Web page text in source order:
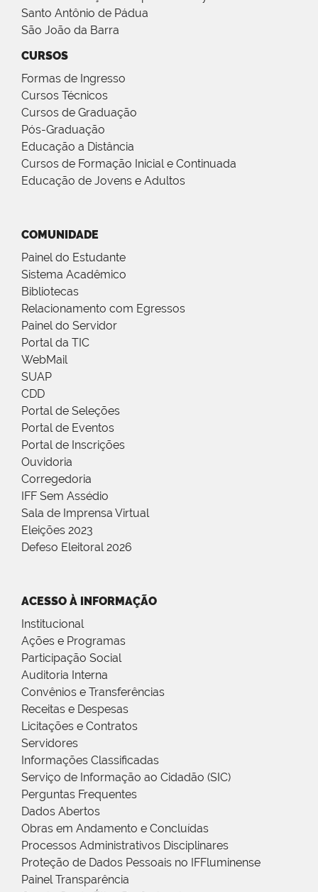
Santo Antônio de Pádua
São João da Barra
CURSOS
Formas de Ingresso
Cursos Técnicos
Cursos de Graduação
Pós-Graduação
Educação a Distância
Cursos de Formação Inicial e Continuada
Educação de Jovens e Adultos
COMUNIDADE
Painel do Estudante
Sistema Acadêmico
Bibliotecas
Relacionamento com Egressos
Painel do Servidor
Portal da TIC
WebMail
SUAP
CDD
Portal de Seleções
Portal de Eventos
Portal de Inscrições
Ouvidoria
Corregedoria
IFF Sem Assédio
Sala de Imprensa Virtual
Eleições 2023
Defeso Eleitoral 2026
ACESSO À INFORMAÇÃO
Institucional
Ações e Programas
Participação Social
Auditoria Interna
Convênios e Transferências
Receitas e Despesas
Licitações e Contratos
Servidores
Informações Classificadas
Serviço de Informação ao Cidadão (SIC)
Perguntas Frequentes
Dados Abertos
Obras em Andamento e Concluídas
Processos Administrativos Disciplinares
Proteção de Dados Pessoais no IFFluminense
Painel Transparência